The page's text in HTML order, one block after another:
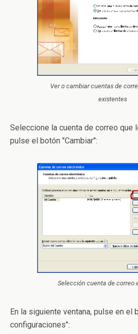
Ver o cambiar cuentas de
existentes
Seleccione la cuenta de correo que
pulse el botón "Cambiar":
Selección cuenta de correo
En la siguiente ventana, pulse en el
configuraciones":